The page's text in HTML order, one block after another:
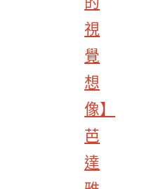
視
覺
想
像】
芭
達